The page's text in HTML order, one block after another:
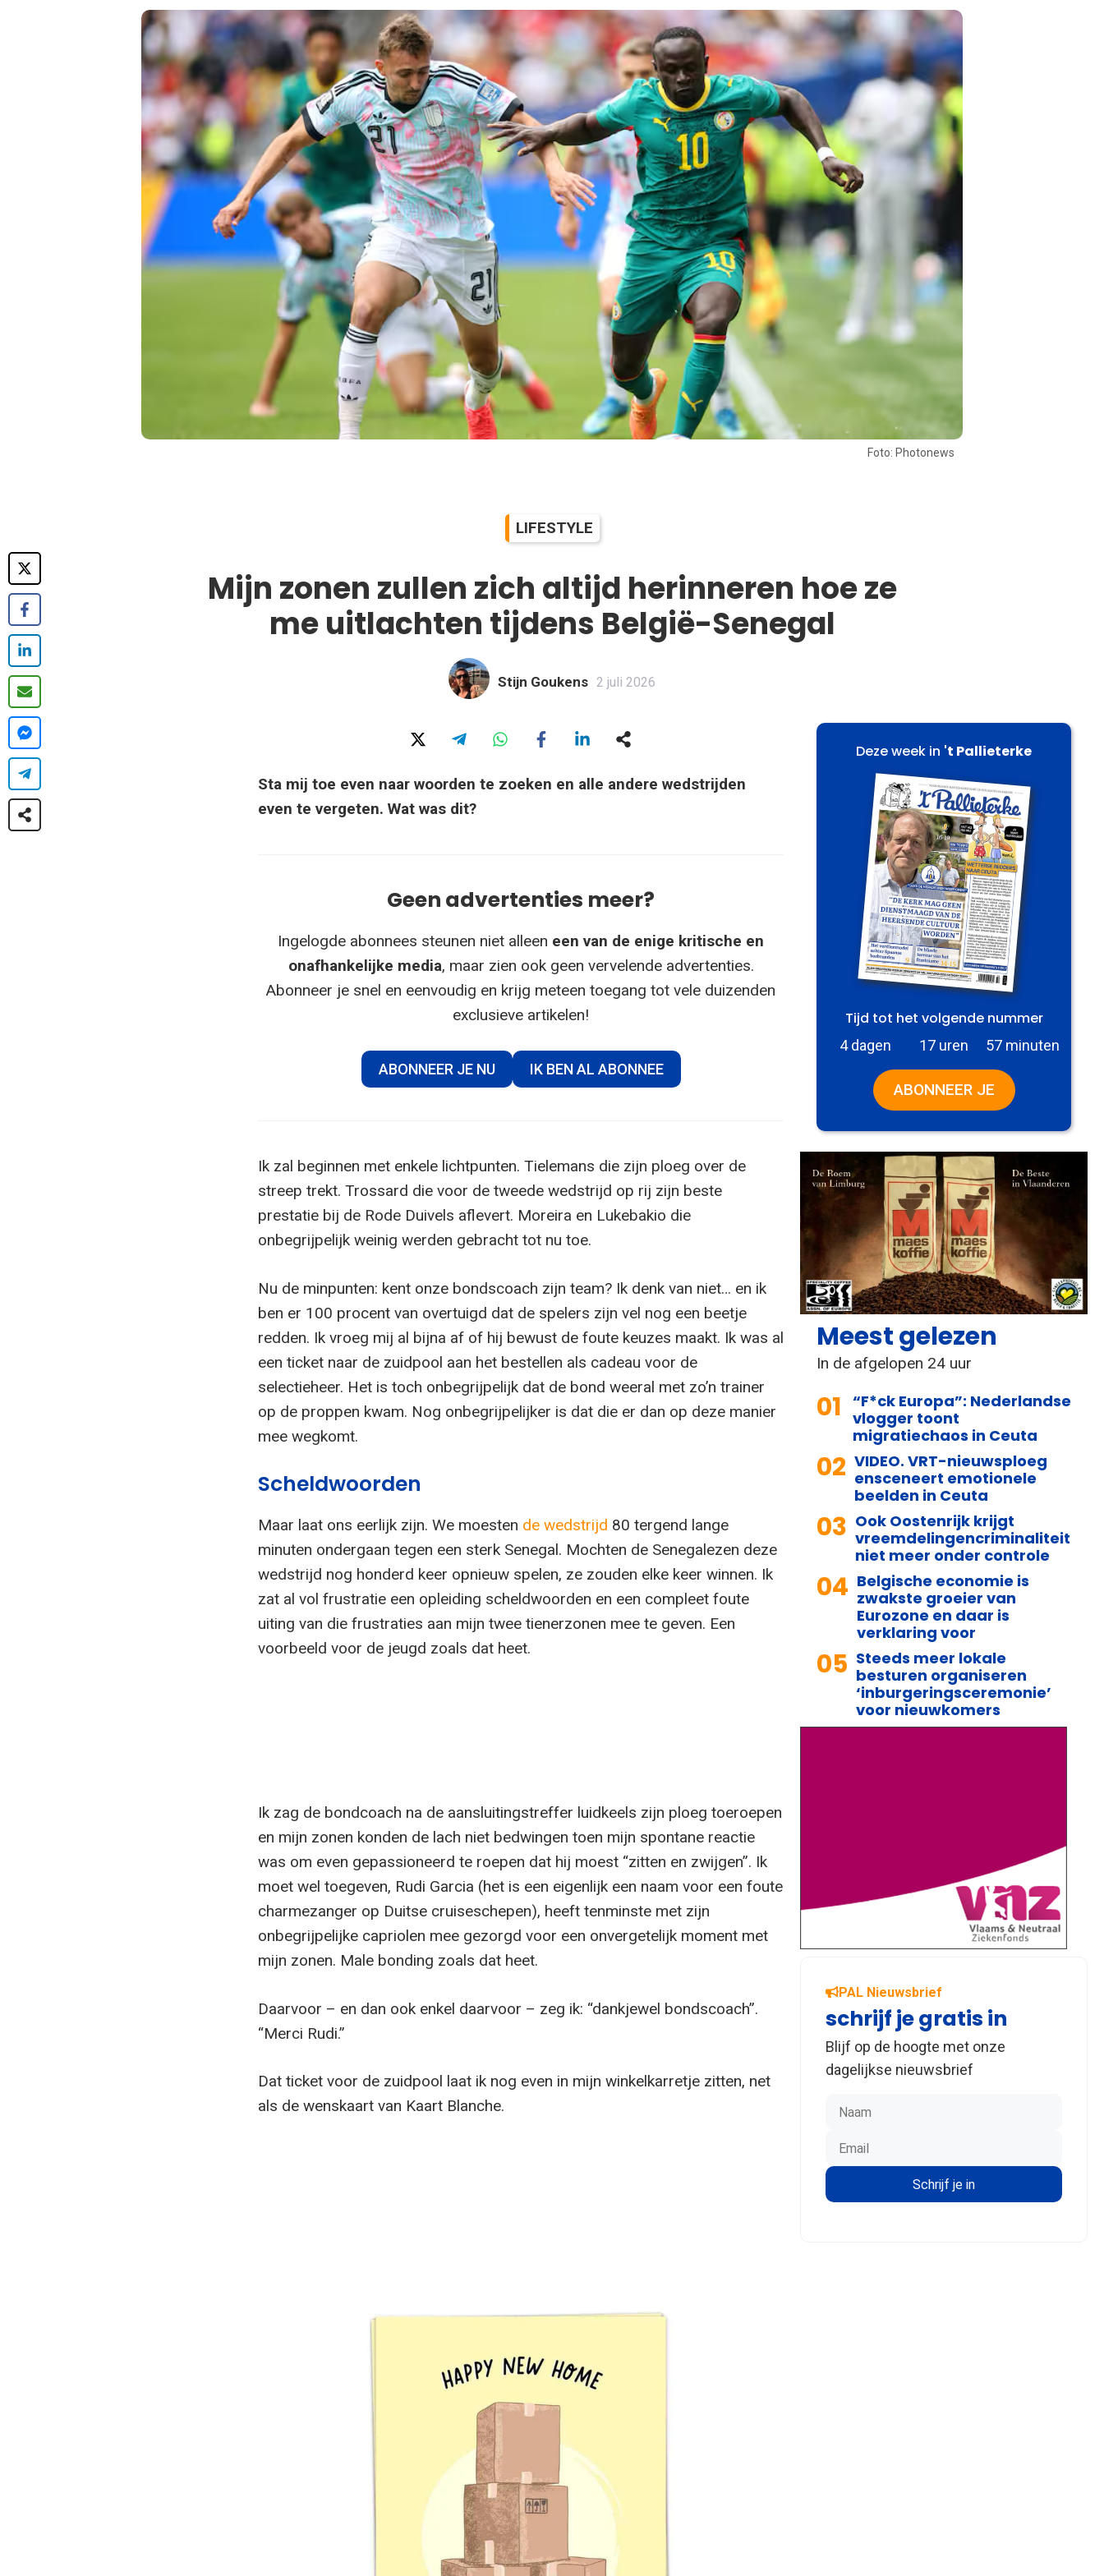
Foto: Photonews
LIFESTYLE
Mijn zonen zullen zich altijd herinneren hoe ze
me uitlachten tijdens België-Senegal
Stijn Goukens 2 juli 2026
Sta mij toe even naar woorden te zoeken en alle andere wedstrijden
even te vergeten. Wat was dit?
Geen advertenties meer?
Ingelogde abonnees steunen niet alleen een van de enige kritische en
onafhankelijke media, maar zien ook geen vervelende advertenties.
Abonneer je snel en eenvoudig en krijg meteen toegang tot vele duizenden
exclusieve artikelen!
ABONNEER JE NU IK BEN AL ABONNEE
Ik zal beginnen met enkele lichtpunten. Tielemans die zijn ploeg over de
streep trekt. Trossard die voor de tweede wedstrijd op rij zijn beste
prestatie bij de Rode Duivels aflevert. Moreira en Lukebakio die
onbegrijpelijk weinig werden gebracht tot nu toe.
Nu de minpunten: kent onze bondscoach zijn team? Ik denk van niet… en ik
ben er 100 procent van overtuigd dat de spelers zijn vel nog een beetje
redden. Ik vroeg mij al bijna af of hij bewust de foute keuzes maakt. Ik was al
een ticket naar de zuidpool aan het bestellen als cadeau voor de
selectieheer. Het is toch onbegrijpelijk dat de bond weeral met zo’n trainer
op de proppen kwam. Nog onbegrijpelijker is dat die er dan op deze manier
mee wegkomt.
Scheldwoorden
Maar laat ons eerlijk zijn. We moesten de wedstrijd 80 tergend lange
minuten ondergaan tegen een sterk Senegal. Mochten de Senegalezen deze
wedstrijd nog honderd keer opnieuw spelen, ze zouden elke keer winnen. Ik
zat al vol frustratie een opleiding scheldwoorden en een compleet foute
uiting van die frustraties aan mijn twee tienerzonen mee te geven. Een
voorbeeld voor de jeugd zoals dat heet.
Ik zag de bondcoach na de aansluitingstreffer luidkeels zijn ploeg toeroepen
en mijn zonen konden de lach niet bedwingen toen mijn spontane reactie
was om even gepassioneerd te roepen dat hij moest “zitten en zwijgen”. Ik
moet wel toegeven, Rudi Garcia (het is een eigenlijk een naam voor een foute
charmezanger op Duitse cruiseschepen), heeft tenminste met zijn
onbegrijpelijke capriolen mee gezorgd voor een onvergetelijk moment met
mijn zonen. Male bonding zoals dat heet.
Daarvoor – en dan ook enkel daarvoor – zeg ik: “dankjewel bondscoach”.
“Merci Rudi.”
Dat ticket voor de zuidpool laat ik nog even in mijn winkelkarretje zitten, net
als de wenskaart van Kaart Blanche.
Deze week in 't Pallieterke
Tijd tot het volgende nummer
4 dagen 17 uren 57 minuten
ABONNEER JE
Meest gelezen
In de afgelopen 24 uur
01 “F*ck Europa”: Nederlandse
vlogger toont
migratiechaos in Ceuta
02 VIDEO. VRT-nieuwsploeg
ensceneert emotionele
beelden in Ceuta
03 Ook Oostenrijk krijgt
vreemdelingencriminaliteit
niet meer onder controle
04 Belgische economie is
zwakste groeier van
Eurozone en daar is
verklaring voor
05 Steeds meer lokale
besturen organiseren
‘inburgeringsceremonie’
voor nieuwkomers
PAL Nieuwsbrief
schrijf je gratis in
Blijf op de hoogte met onze
dagelijkse nieuwsbrief